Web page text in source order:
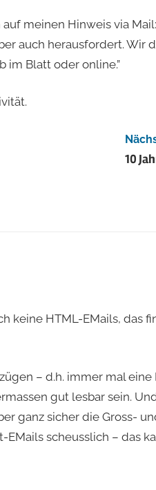
meinen Hinweis via
auch herausfordert. Wir
im Blatt oder online.”
10
keine HTML-EMails, das
– d.h. immer mal eine
gut lesbar sein.
ganz sicher die Gross-
scheusslich – das